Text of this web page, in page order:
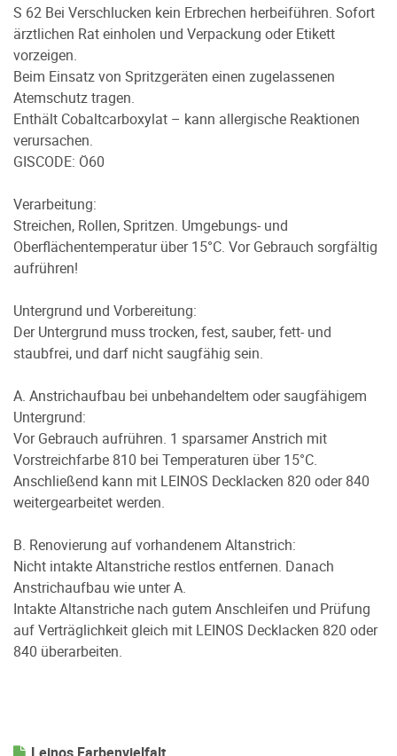
S 62 Bei Verschlucken kein Erbrechen herbeiführen. Sofort
ärztlichen Rat einholen und Verpackung oder Etikett
vorzeigen.
Beim Einsatz von Spritzgeräten einen zugelassenen
Atemschutz tragen.
Enthält Cobaltcarboxylat – kann allergische Reaktionen
verursachen.
GISCODE: Ö60
Verarbeitung:
Streichen, Rollen, Spritzen. Umgebungs- und
Oberflächentemperatur über 15°C. Vor Gebrauch sorgfältig
aufrühren!
Untergrund und Vorbereitung:
Der Untergrund muss trocken, fest, sauber, fett- und
staubfrei, und darf nicht saugfähig sein.
A. Anstrichaufbau bei unbehandeltem oder saugfähigem
Untergrund:
Vor Gebrauch aufrühren. 1 sparsamer Anstrich mit
Vorstreichfarbe 810 bei Temperaturen über 15°C.
Anschließend kann mit LEINOS Decklacken 820 oder 840
weitergearbeitet werden.
B. Renovierung auf vorhandenem Altanstrich:
Nicht intakte Altanstriche restlos entfernen. Danach
Anstrichaufbau wie unter A.
Intakte Altanstriche nach gutem Anschleifen und Prüfung
auf Verträglichkeit gleich mit LEINOS Decklacken 820 oder
840 überarbeiten.